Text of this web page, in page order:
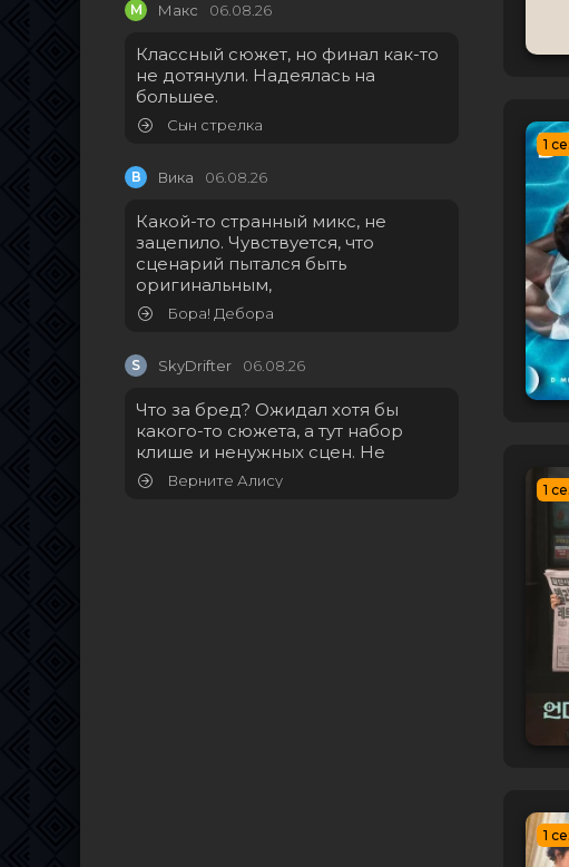
М Макс 06.08.26
Классный сюжет, но финал как-то
не дотянули. Надеялась на
большее.
Сын стрелка
В Вика 06.08.26
Какой-то странный микс, не
зацепило. Чувствуется, что
сценарий пытался быть
оригинальным,
Бора! Дебора
S SkyDrifter 06.08.26
Что за бред? Ожидал хотя бы
какого-то сюжета, а тут набор
клише и ненужных сцен. Не
Верните Алису
1
1
1